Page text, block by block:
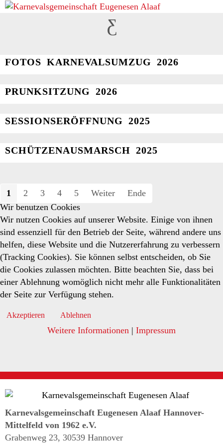
FOTOS KARNEVALSUMZUG 2026
PRUNKSITZUNG 2026
SESSIONSERÖFFNUNG 2025
SCHÜTZENAUSMARSCH 2025
1 2 3 4 5 Weiter Ende
Karnevalsgemeinschaft Eugenesen Alaaf Hannover-
Mittelfeld von 1962 e.V.
Grabenweg 23, 30539 Hannover
Wir benutzen Cookies
Wir nutzen Cookies auf unserer Website. Einige von ihnen
sind essenziell für den Betrieb der Seite, während andere uns
helfen, diese Website und die Nutzererfahrung zu verbessern
(Tracking Cookies). Sie können selbst entscheiden, ob Sie
die Cookies zulassen möchten. Bitte beachten Sie, dass bei
einer Ablehnung womöglich nicht mehr alle Funktionalitäten
der Seite zur Verfügung stehen.
Akzeptieren Ablehnen
Weitere Informationen | Impressum